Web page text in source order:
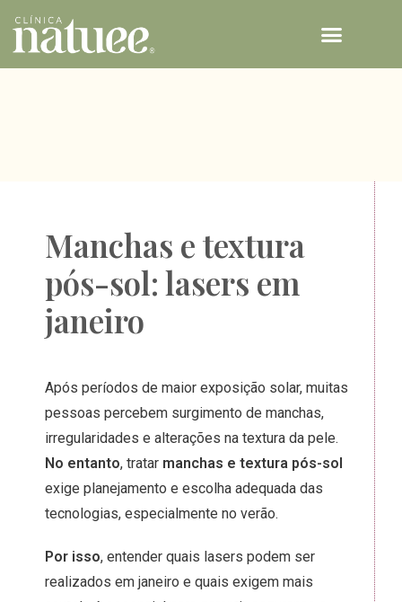
Manchas e textura
pós-sol: lasers em
janeiro
Após períodos de maior exposição solar, muitas
pessoas percebem surgimento de manchas,
irregularidades e alterações na textura da pele.
No entanto, tratar manchas e textura pós-sol
exige planejamento e escolha adequada das
tecnologias, especialmente no verão.
Por isso, entender quais lasers podem ser
realizados em janeiro e quais exigem mais